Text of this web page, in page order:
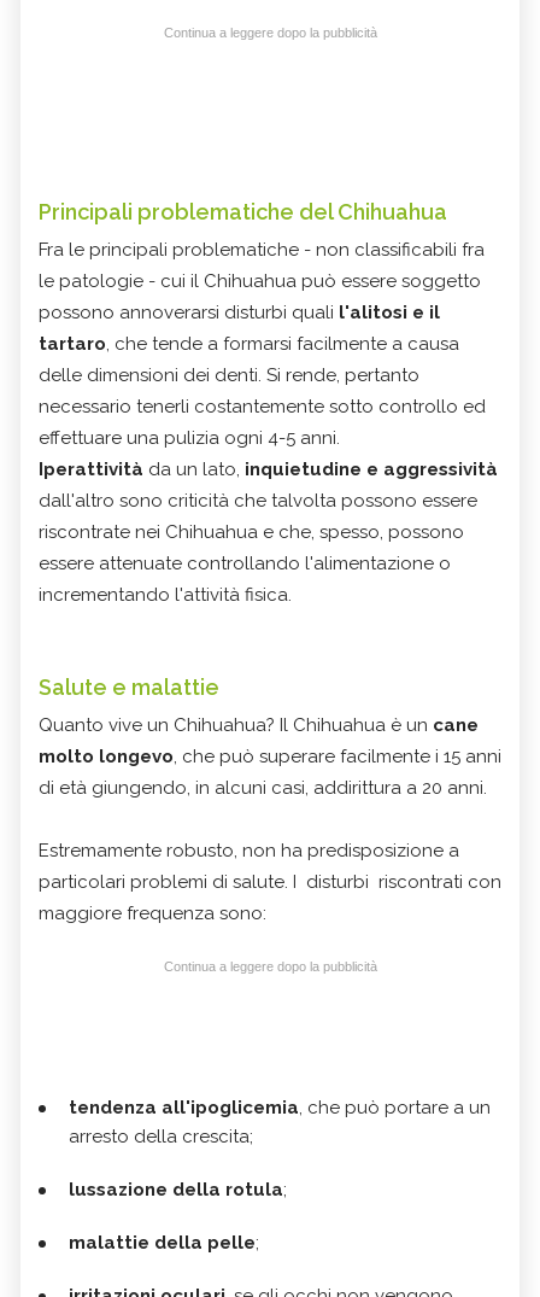
Continua a leggere dopo la pubblicità
Principali problematiche del Chihuahua
Fra le principali problematiche - non classificabili fra
le patologie - cui il Chihuahua può essere soggetto
possono annoverarsi disturbi quali l'alitosi e il
tartaro, che tende a formarsi facilmente a causa
delle dimensioni dei denti. Si rende, pertanto
necessario tenerli costantemente sotto controllo ed
effettuare una pulizia ogni 4-5 anni.
Iperattività da un lato, inquietudine e aggressività
dall'altro sono criticità che talvolta possono essere
riscontrate nei Chihuahua e che, spesso, possono
essere attenuate controllando l'alimentazione o
incrementando l'attività fisica.
Salute e malattie
Quanto vive un Chihuahua? Il Chihuahua è un cane
molto longevo, che può superare facilmente i 15 anni
di età giungendo, in alcuni casi, addirittura a 20 anni.
Estremamente robusto, non ha predisposizione a
particolari problemi di salute. I disturbi riscontrati con
maggiore frequenza sono:
Continua a leggere dopo la pubblicità
tendenza all'ipoglicemia, che può portare a un
arresto della crescita;
lussazione della rotula;
malattie della pelle;